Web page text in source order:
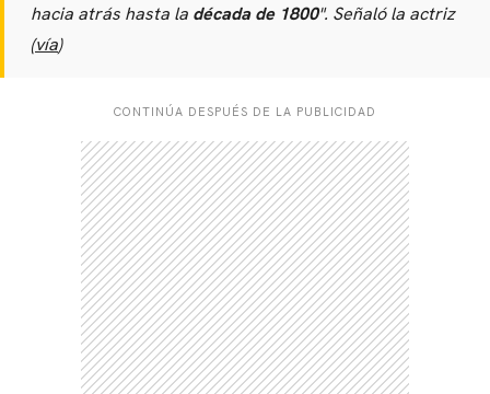
hacia atrás hasta la década de 1800". Señaló la actriz
(vía)
CONTINÚA DESPUÉS DE LA PUBLICIDAD
CARREGANDO PUBLICIDADE